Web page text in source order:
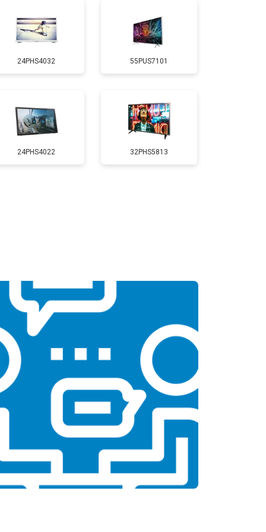
5200 ₽ Заказать
3100 ₽ Заказать
3700 ₽ Заказать
5500 ₽
24PHS4032 55PUS7101
24PHS4022 32PHS5813